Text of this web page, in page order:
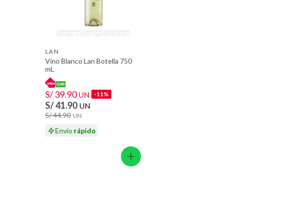
LAN
Vino Blanco Lan Botella 750
mL
S/ 39.90 UN -11%
S/ 41.90 UN
S/ 44.90 UN
Envío rápido